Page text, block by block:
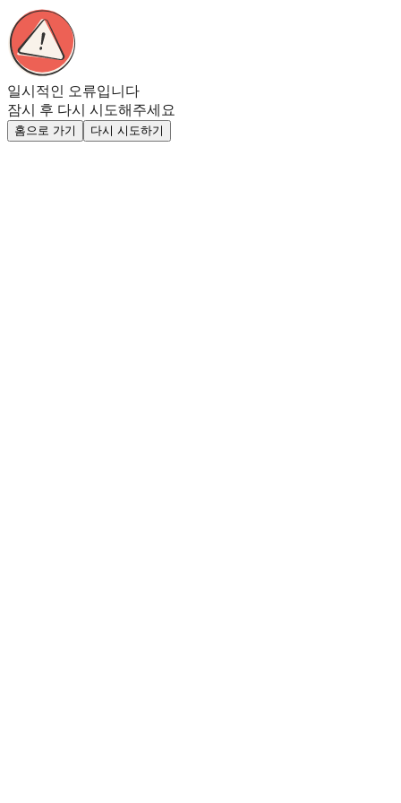
일시적인 오류입니다
잠시 후 다시 시도해주세요
홈으로 가기 다시 시도하기